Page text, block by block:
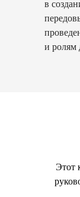
в
и ролям
Этот